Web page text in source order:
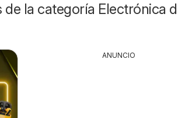
la categoría Electrónica
ANUNCIO